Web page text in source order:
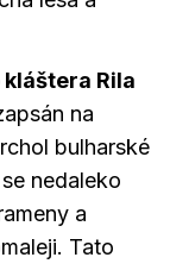
Rila
na
bulharské
nedaleko
a
Tato